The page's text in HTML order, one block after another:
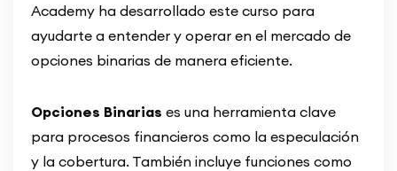
Academy ha desarrollado este curso para
ayudarte a entender y operar en el mercado de
opciones binarias de manera eficiente.
Opciones Binarias es una herramienta clave
para procesos financieros como la especulación
y la cobertura. También incluye funciones como